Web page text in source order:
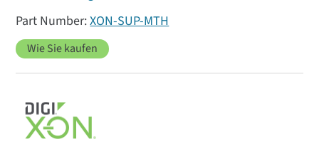
XON-SUP-MTH
Wie Sie kaufen